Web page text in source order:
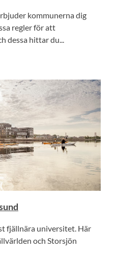
kommunerna dig
regler för att
dessa hittar du...
fjäll­nära universitet. Här
och Storsjön